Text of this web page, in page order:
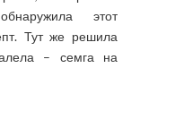
этот
Тут же решила
– семга на